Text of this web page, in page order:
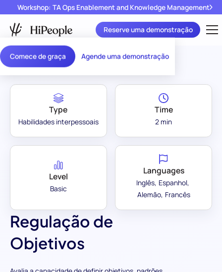
Comece de graça Agende uma demonstração
Workshop: TA Ops Enablement and Knowledge Management
Reserve uma demonstração
Assessment Library
Regulação de
Objetivos
Type
Habilidades interpessoais
Time
2 min
Level
Basic
Languages
Inglês Espanhol
Alemão Francês